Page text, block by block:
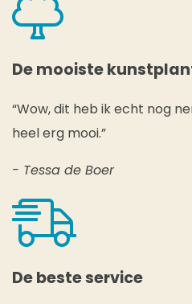
De mooiste
“Wow, dit heb ik echt nog
heel erg mooi.”
- Tessa de Boer
De beste service